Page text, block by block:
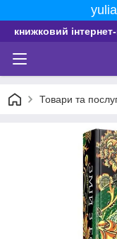
книжковий
Товари та